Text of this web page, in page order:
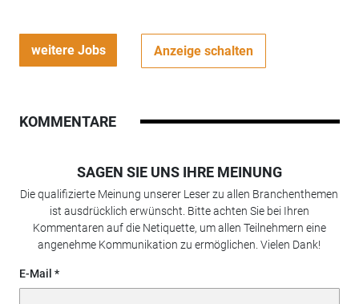
weitere Jobs Anzeige schalten
KOMMENTARE
SAGEN SIE UNS IHRE MEINUNG
Die qualifizierte Meinung unserer Leser zu allen Branchenthemen
ist ausdrücklich erwünscht. Bitte achten Sie bei Ihren
Kommentaren auf die Netiquette, um allen Teilnehmern eine
angenehme Kommunikation zu ermöglichen. Vielen Dank!
E-Mail